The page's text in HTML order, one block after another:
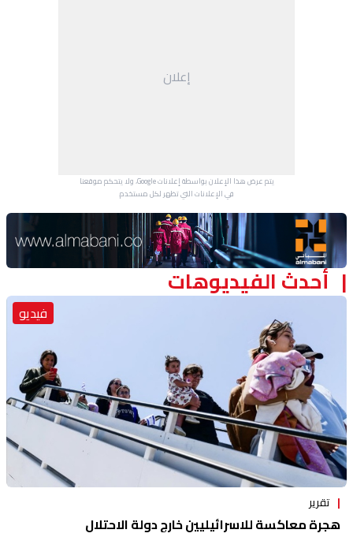
إعلان
يتم عرض هذا الإعلان بواسطة إعلانات Google، ولا يتحكم موقعنا
في الإعلانات التي تظهر لكل مستخدم.
Advertisement Section
أحدث الفيديوهات
فيديو
تقرير
هجرة معاكسة للاسرائيليين خارج دولة الاحتلال